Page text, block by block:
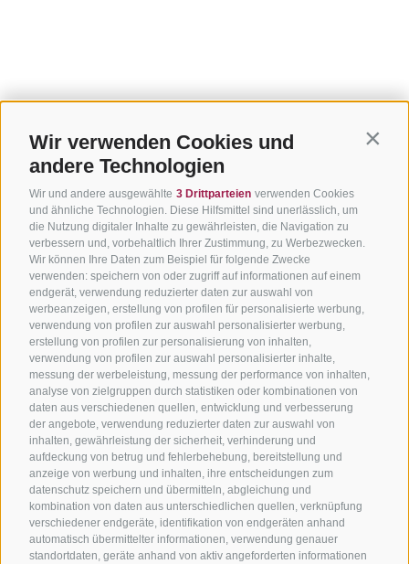
Wir verwenden Cookies und
andere Technologien
Wir und andere ausgewählte 3 Drittparteien verwenden Cookies
und ähnliche Technologien. Diese Hilfsmittel sind unerlässlich, um
die Nutzung digitaler Inhalte zu gewährleisten, die Navigation zu
verbessern und, vorbehaltlich Ihrer Zustimmung, zu Werbezwecken.
Wir können Ihre Daten zum Beispiel für folgende Zwecke
verwenden: speichern von oder zugriff auf informationen auf einem
endgerät, verwendung reduzierter daten zur auswahl von
werbeanzeigen, erstellung von profilen für personalisierte werbung,
verwendung von profilen zur auswahl personalisierter werbung,
erstellung von profilen zur personalisierung von inhalten,
verwendung von profilen zur auswahl personalisierter inhalte,
messung der werbeleistung, messung der performance von inhalten,
analyse von zielgruppen durch statistiken oder kombinationen von
daten aus verschiedenen quellen, entwicklung und verbesserung
der angebote, verwendung reduzierter daten zur auswahl von
inhalten, gewährleistung der sicherheit, verhinderung und
aufdeckung von betrug und fehlerbehebung, bereitstellung und
anzeige von werbung und inhalten, ihre entscheidungen zum
datenschutz speichern und übermitteln, abgleichung und
kombination von daten aus unterschiedlichen quellen, verknüpfung
verschiedener endgeräte, identifikation von endgeräten anhand
automatisch übermittelter informationen, verwendung genauer
standortdaten, geräte anhand von aktiv angeforderten informationen